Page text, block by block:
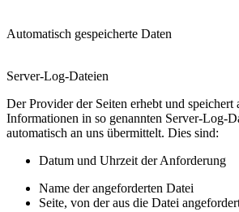
Automatisch gespeicherte Daten
Server-Log-Dateien
Der Provider der Seiten erhebt und speichert
Informationen in so genannten Server-Log-
automatisch an uns übermittelt. Dies sind:
Datum und Uhrzeit der Anforderung
Name der angeforderten Datei
Seite, von der aus die Datei